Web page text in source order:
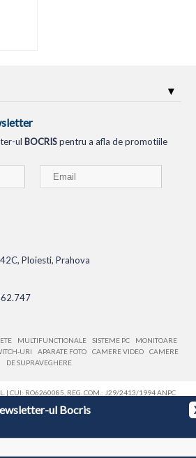
ul Bocris
ul BOCRISpentru a afla de promotiile
Ploiesti, Prahova
MULTIFUNCTIONALE SISTEME PC
MONITOARE
URI APARATE FOTO CAMERE VIDEO
CAMERE
DE SUPRAVEGHERE
| CUI: RO6260085, REG. COM.: J29/2413/1994ANPC